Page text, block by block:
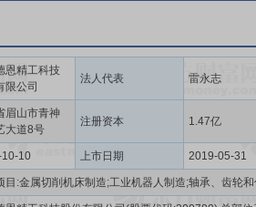
恩精工科技
限公司
法人代表 雷永志
眉山市青神
大道8号
注册资本 1.47亿
10 上市日期 2019-05-31